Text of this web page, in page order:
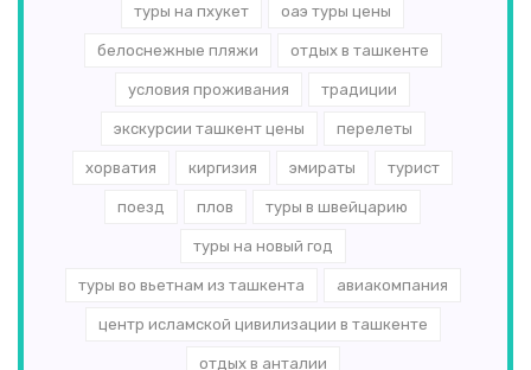
туры на пхукет оаэ туры цены
белоснежные пляжи отдых в ташкенте
условия проживания традиции
экскурсии ташкент цены перелеты
хорватия киргизия эмираты турист
поезд плов туры в швейцарию
туры на новый год
туры во вьетнам из ташкента авиакомпания
центр исламской цивилизации в ташкенте
отдых в анталии